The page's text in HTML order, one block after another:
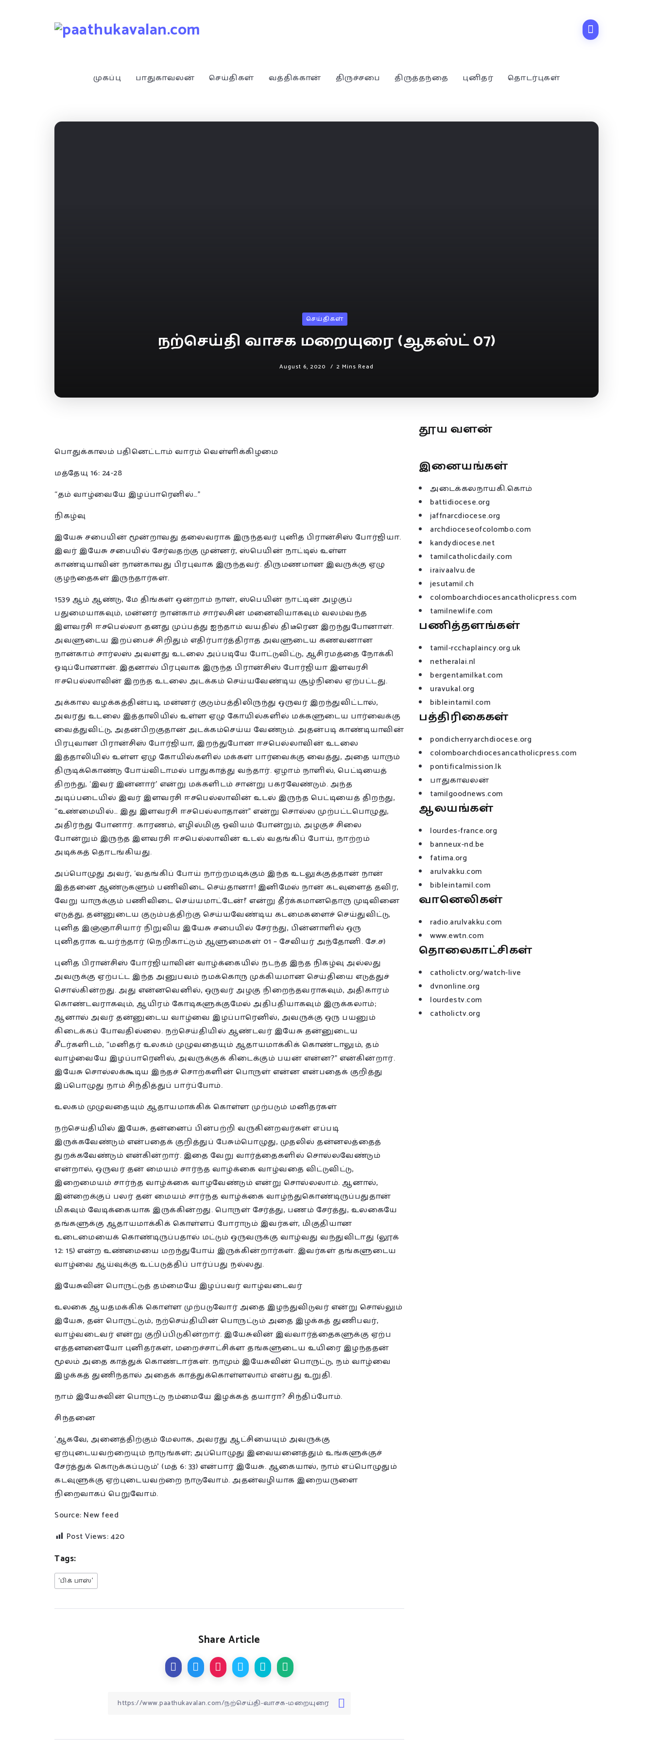
முகப்பு பாதுகாவலன் செய்திகள் வத்திக்கான் திருச்சபை திருத்தந்தை புனிதர் தொடர்புகள்
செய்திகள்
நற்செய்தி வாசக மறையுரை (ஆகஸ்ட் 07)
August 6, 2020 2 Mins Read
பொதுக்காலம் பதினெட்டாம் வாரம் வெள்ளிக்கிழமை
மத்தேயு 16: 24-28
“தம் வாழ்வையே இழப்பாரெனில்…”
நிகழ்வு
இயேசு சபையின் மூன்றாவது தலைவராக இருந்தவர் புனித பிரான்சிஸ் போர்ஜியா.
இவர் இயேசு சபையில் சேர்வதற்கு முன்னர், ஸ்பெயின் நாட்டில் உள்ள
காண்டியாவின் நான்காவது பிரபுவாக இருந்தவர். திருமணமான இவருக்கு ஏழு
குழந்தைகள் இருந்தார்கள்.
1539 ஆம் ஆண்டு, மே திங்கள் ஒன்றாம் நாள், ஸ்பெயின் நாட்டின் அழகுப்
பதுமையாகவும், மன்னர் நான்காம் சார்லசின் மனைவியாகவும் வலம்வந்த
இளவரசி ஈசபெல்லா தனது முப்பத்து ஐந்தாம் வயதில் திடீரென இறந்துபோனாள்.
அவளுடைய இறப்பைச் சிறிதும் எதிர்பார்த்திராத அவளுடைய கணவனான
நான்காம் சார்லஸ் அவளது உடலை அப்படியே போட்டுவிட்டு, ஆசிரமத்தை நோக்கி
ஓடிப்போனான். இதனால் பிரபுவாக இருந்த பிரான்சிஸ் போர்ஜியா இளவரசி
ஈசபெல்லாவின் இறந்த உடலை அடக்கம் செய்யவேண்டிய சூழ்நிலை ஏற்பட்டது.
அக்கால வழக்கத்தின்படி, மன்னர் குடும்பத்திலிருந்து ஒருவர் இறந்துவிட்டால்,
அவரது உடலை இத்தாலியில் உள்ள ஏழு கோயில்களில் மக்களுடைய பார்வைக்கு
வைத்துவிட்டு, அதன்பிறகுதான் அடக்கம்செய்ய வேண்டும். அதன்படி காண்டியாவின்
பிரபுவான பிரான்சிஸ் போர்ஜியா, இறந்துபோன ஈசபெல்லாவின் உடலை
இத்தாலியில் உள்ள ஏழு கோயில்களில் மக்கள் பார்வைக்கு வைத்து, அதை யாரும்
திருடிக்கொண்டு போய்விடாமல் பாதுகாத்து வந்தார். ஏழாம் நாளில், பெட்டியைத்
திறந்து, ‘இவர் இன்னார்’ என்று மக்களிடம் சான்று பகரவேண்டும். அந்த
அடிப்படையில் இவர் இளவரசி ஈசபெல்லாவின் உடல் இருந்த பெட்டியைத் திறந்து,
“உண்மையில்… இது இளவரசி ஈசபெல்லாதான்” என்று சொல்ல முற்பட்டபொழுது,
அதிர்ந்து போனார். காரணம், எழில்மிகு ஓவியம் போன்றும், அழகுச் சிலை
போன்றும் இருந்த இளவரசி ஈசபெல்லாவின் உடல் வதங்கிப் போய், நாற்றம்
அடிக்கத் தொடங்கியது.
அப்பொழுது அவர், ‘வதங்கிப் போய் நாற்றமடிக்கும் இந்த உடலுக்குத்தான் நான்
இத்தனை ஆண்டுகளும் பணிவிடை செய்தானா! இனிமேல் நான் கடவுளைத் தவிர,
வேறு யாருக்கும் பணிவிடை செய்யமாட்டேன்!’ என்று தீர்க்கமானதொரு முடிவினை
எடுத்து, தன்னுடைய குடும்பத்திற்கு செய்யவேண்டிய கடமைகளைச் செய்துவிட்டு,
புனித இஞ்ஞாசியார் நிறுவிய இயேசு சபையில் சேர்ந்து, பின்னாளில் ஒரு
புனிதராக உயர்ந்தார் (நெறிகாட்டும் ஆளுமைகள் 01 – சேவியர் அந்தோனி. சே.ச)
புனித பிரான்சிஸ் போர்ஜியாவின் வாழ்க்கையில் நடந்த இந்த நிகழ்வு அல்லது
அவருக்கு ஏற்பட்ட இந்த அனுபவம் நமக்கொரு முக்கியமான செய்தியை எடுத்துச்
சொல்கின்றது. அது என்னவெனில், ஒருவர் அழகு நிறைந்தவராகவும், அதிகாரம்
கொண்டவராகவும், ஆயிரம் கோடிகளுக்குமேல் அதிபதியாகவும் இருக்கலாம்;
ஆனால் அவர் தன்னுடைய வாழ்வை இழப்பாரெனில், அவருக்கு ஒரு பயனும்
கிடைக்கப் போவதில்லை. நற்செய்தியில் ஆண்டவர் இயேசு தன்னுடைய
சீடர்களிடம், “மனிதர் உலகம் முழுவதையும் ஆதாயமாக்கிக் கொண்டாலும், தம்
வாழ்வையே இழப்பாரெனில், அவருக்குக் கிடைக்கும் பயன் என்ன?” என்கின்றார்.
இயேசு சொல்லக்கூடிய இந்தச் சொற்களின் பொருள் என்ன என்பதைக் குறித்து
இப்பொழுது நாம் சிந்தித்துப் பார்ப்போம்.
உலகம் முழுவதையும் ஆதாயமாக்கிக் கொள்ள முற்படும் மனிதர்கள்
நற்செய்தியில் இயேசு, தன்னைப் பின்பற்றி வருகின்றவர்கள் எப்படி
இருக்கவேண்டும் என்பதைக் குறித்துப் பேசும்பொழுது, முதலில் தன்னலத்தைத்
துறக்கவேண்டும் என்கின்றார். இதை வேறு வார்த்தைகளில் சொல்லவேண்டும்
என்றால், ஒருவர் தன் மையம் சார்ந்த வாழ்க்கை வாழ்வதை விட்டுவிட்டு,
இறைமையம் சார்ந்த வாழ்க்கை வாழவேண்டும் என்று சொல்லலாம். ஆனால்,
இன்றைக்குப் பலர் தன் மையம் சார்ந்த வாழ்க்கை வாழ்ந்துகொண்டிருப்பதுதான்
மிகவும் வேடிக்கையாக இருக்கின்றது. பொருள் சேர்த்து, பணம் சேர்த்து, உலகையே
தங்களுக்கு ஆதாயமாக்கிக் கொள்ளப் போராடும் இவர்கள், மிகுதியான
உடைமையைக் கொண்டிருப்பதால் மட்டும் ஒருவருக்கு வாழ்வது வந்துவிடாது (லூக்
12: 15) என்ற உண்மையை மறந்துபோய் இருக்கின்றார்கள். இவர்கள் தங்களுடைய
வாழ்வை ஆய்வுக்கு உட்படுத்திப் பார்ப்பது நல்லது.
இயேசுவின் பொருட்டுத் தம்மையே இழப்பவர் வாழ்வடைவர்
உலகை ஆயதமக்கிக் கொள்ள முற்படுவோர் அதை இழந்துவிடுவர் என்று சொல்லும்
இயேசு, தன் பொருட்டும், நற்செய்தியின் பொருட்டும் அதை இழக்கத் துணிபவர்,
வாழ்வடைவர் என்று குறிப்பிடுகின்றார். இயேசுவின் இவ்வார்த்தைகளுக்கு ஏற்ப
எத்தனனையோ புனிதர்கள், மறைச்சாட்சிக்ள தங்களுடைய உயிரை இழந்ததன்
மூலம் அதை காத்துக் கொண்டார்கள். நாமும் இயேசுவின் பொருட்டு, நம் வாழ்வை
இழக்கத் துணிந்தால் அதைக் காத்துக்கொள்ளலாம் என்பது உறுதி.
நாம் இயேசுவின் பொருட்டு நம்மையே இழக்கத் தயாரா? சிந்திப்போம்.
சிந்தனை
‘ஆகவே, அனைத்திற்கும் மேலாக, அவரது ஆட்சியையும் அவருக்கு
ஏற்புடையவற்றையும் நாடுங்கள்; அப்பொழுது இவையனைத்தும் உங்களுக்குச்
சேர்த்துக் கொடுக்கப்படும்’ (மத் 6: 33) என்பார் இயேசு. ஆகையால், நாம் எப்பொழுதும்
கடவுளுக்கு ஏற்புடையவற்றை நாடுவோம். அதன்வழியாக இறையருளை
நிறைவாகப் பெறுவோம்.
Source: New feed
Post Views:420
Tags:
‘பிக் பாஸ்’
Share Article
தூய வளன்
இனையங்கள்
அடைக்கலநாயகி.கொம்
battidiocese.org
jaffnarcdiocese.org
archdioceseofcolombo.com
kandydiocese.net
tamilcatholicdaily.com
iraivaalvu.de
jesutamil.ch
colomboarchdiocesancatholicpress.com
tamilnewlife.com
பணித்தளங்கள்
tamil-rcchaplaincy.org.uk
netheralai.nl
bergentamilkat.com
uravukal.org
bibleintamil.com
பத்திரிகைகள்
pondicherryarchdiocese.org
colomboarchdiocesancatholicpress.com
pontificalmission.lk
பாதுகாவலன்
tamilgoodnews.com
ஆலயங்கள்
lourdes-france.org
banneux-nd.be
fatima.org
arulvakku.com
bibleintamil.com
வானெலிகள்
radio.arulvakku.com
www.ewtn.com
தொலைகாட்சிகள்
catholictv.org/watch-live
dvnonline.org
lourdestv.com
catholictv.org